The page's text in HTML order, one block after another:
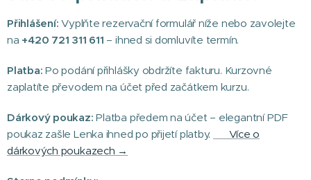
Přihlášení: Vyplňte rezervační formulář níže nebo zavolejte
na +420 721 311 611 – ihned si domluvíte termín.
Platba: Po podání přihlášky obdržíte fakturu. Kurzovné
zaplatíte převodem na účet před začátkem kurzu.
Dárkový poukaz: Platba předem na účet – elegantní PDF
poukaz zašle Lenka ihned po přijetí platby.
➡️ Více o
dárkových poukazech →